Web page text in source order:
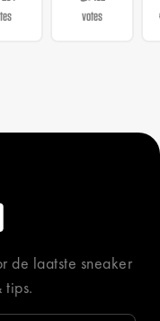
votes
de laatste sneaker
tips.